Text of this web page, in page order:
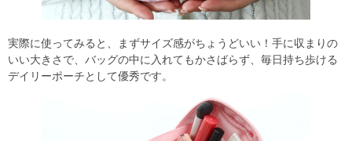
実際に使ってみると、まずサイズ感がちょうどいい！手に収まりの
いい大きさで、バッグの中に入れてもかさばらず、毎日持ち歩ける
デイリーポーチとして優秀です。